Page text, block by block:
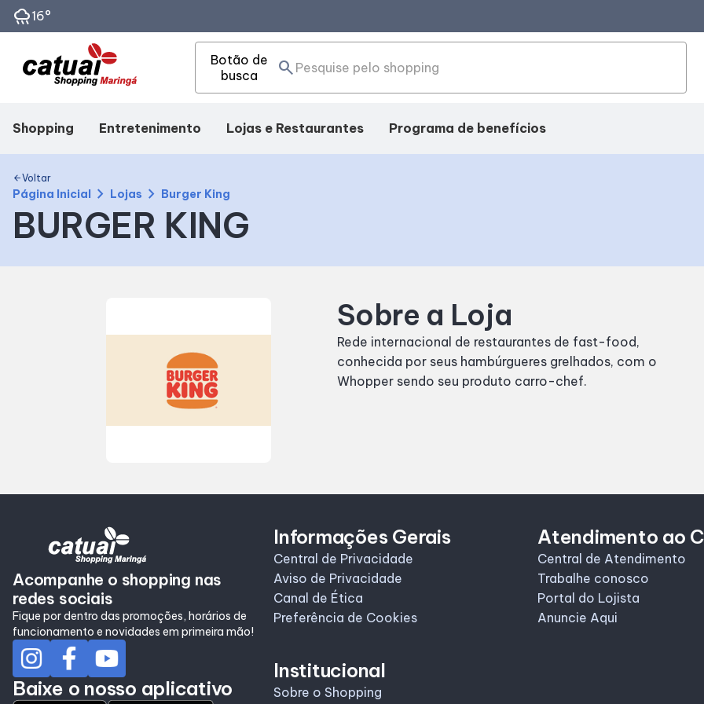
rainy16°
Botão de
busca
search
Shopping
Mapa Interno
Facilidades
Como Chegar
Entretenimento
Eventos
Fique por dentro
Lojas e Restaurantes
Alimentação
Programa de benefícios
arrow_backVoltar
Página Inicial chevron_right Lojas chevron_right Burger King
BURGER KING
Sobre a Loja
Rede internacional de restaurantes de fast-food,
conhecida por seus hambúrgueres grelhados, com o
Whopper sendo seu produto carro-chef.
Acompanhe o shopping nas
redes sociais
Fique por dentro das promoções, horários de
funcionamento e novidades em primeira mão!
Baixe o nosso aplicativo
Informações Gerais
Central de Privacidade
Aviso de Privacidade
Canal de Ética
Preferência de Cookies
Institucional
Sobre o Shopping
Atendimento ao
Central de Atendimento
Trabalhe conosco
Portal do Lojista
Anuncie Aqui